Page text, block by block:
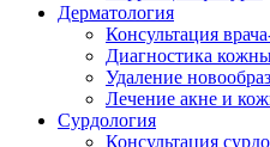
Дерматология
Консультация
Диагностика
Удаление
Лечение акне и
Сурдология
Консультация